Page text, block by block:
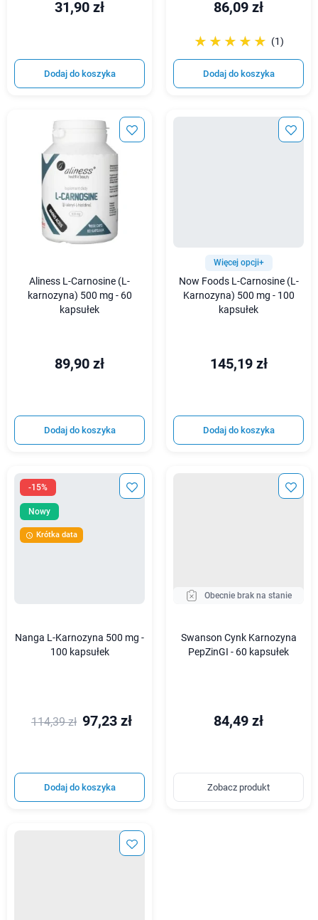
31,90 zł
Dodaj do koszyka
86,09 zł
☆☆☆☆☆
★★★★★ (1)
Dodaj do koszyka
Aliness L-Carnosine (L-
karnozyna) 500 mg - 60
kapsułek
89,90 zł
Dodaj do koszyka
Więcej opcji+
Now Foods L-Carnosine (L-
Karnozyna) 500 mg - 100
kapsułek
145,19 zł
Dodaj do koszyka
-15%
Nowy
 Krótka data
Nanga L-Karnozyna 500 mg -
100 kapsułek
114,39 zł 97,23 zł
Dodaj do koszyka
Obecnie brak na stanie
Swanson Cynk Karnozyna
PepZinGI - 60 kapsułek
84,49 zł
Zobacz produkt